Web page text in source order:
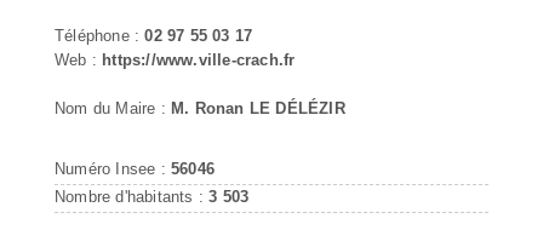
Téléphone :02 97 55 03 17
Web : https://www.ville-crach.fr
Nom du Maire : M. Ronan LE DÉLÉZIR
Numéro Insee : 56046
Nombre d'habitants :3 503